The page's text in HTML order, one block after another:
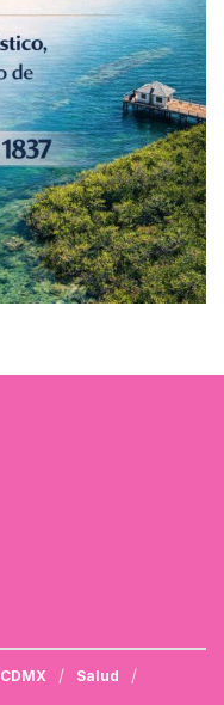
CDMX
Salud